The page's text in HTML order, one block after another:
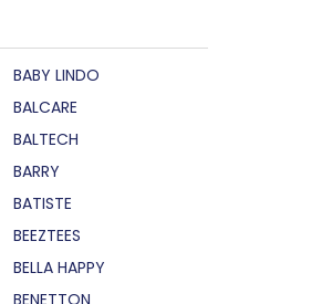
BABY LINDO
BALCARE
BALTECH
BARRY
BATISTE
BEEZTEES
BELLA HAPPY
BENETTON